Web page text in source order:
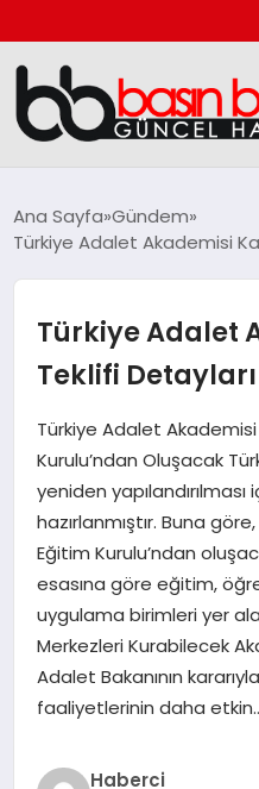
GÜNCEL
EKONOMI
MAGAZIN
SAĞLIK
SPOR
TEKNOLOJI
YAŞAM
GÜNDEM
Ana Sayfa Gündem
Türkiye Adalet Akademisi
Türkiye Adalet
Teklifi Detayları
Türkiye Adalet Akademisi
Kurulu’ndan Oluşacak
yeniden
hazırlanmıştır. Buna
Eğitim Kurulu’ndan
esasına göre eğitim,
uygulama birimleri yer
Merkezleri Kurabilecek
Adalet Bakanının
faaliyetlerinin daha
Haberci